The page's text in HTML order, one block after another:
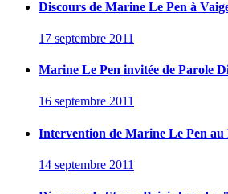
Discours de Marine Le Pen à
17 septembre 2011
Marine Le Pen invitée de Parole
16 septembre 2011
Intervention de Marine Le Pen au
14 septembre 2011